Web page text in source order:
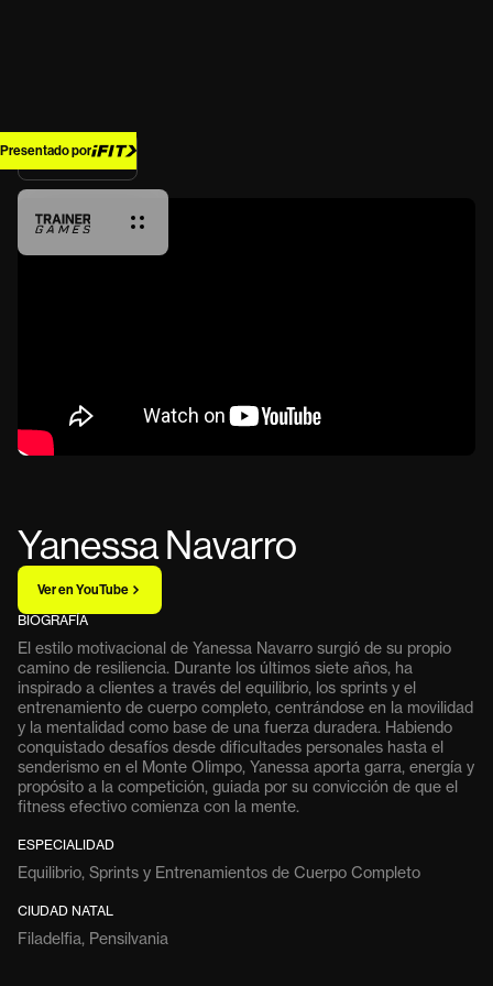
Presentado por
Back Home
Yanessa Navarro
Ver en YouTube
BIOGRAFÍA
El estilo motivacional de Yanessa Navarro surgió de su propio
camino de resiliencia. Durante los últimos siete años, ha
inspirado a clientes a través del equilibrio, los sprints y el
entrenamiento de cuerpo completo, centrándose en la movilidad
y la mentalidad como base de una fuerza duradera. Habiendo
conquistado desafíos desde dificultades personales hasta el
senderismo en el Monte Olimpo, Yanessa aporta garra, energía y
propósito a la competición, guiada por su convicción de que el
fitness efectivo comienza con la mente.
ESPECIALIDAD
Equilibrio, Sprints y Entrenamientos de Cuerpo Completo
CIUDAD NATAL
Filadelfia, Pensilvania